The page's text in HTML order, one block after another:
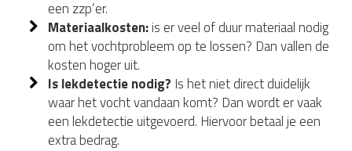
een zzp’er.
Materiaalkosten:is er veel of duur materiaal nodig
om het vochtprobleem op te lossen? Dan vallen de
kosten hoger uit.
Is lekdetectie nodig? Is het niet direct duidelijk
waar het vocht vandaan komt? Dan wordt er vaak
een lekdetectie uitgevoerd. Hiervoor betaal je een
extra bedrag.